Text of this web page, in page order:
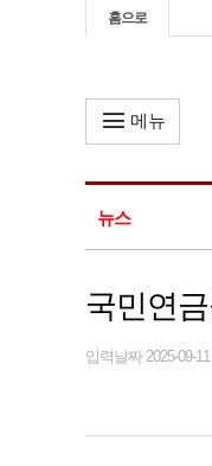
홈으로
영등포구,
메뉴
뉴스
국민연
입력날짜 2025-09-